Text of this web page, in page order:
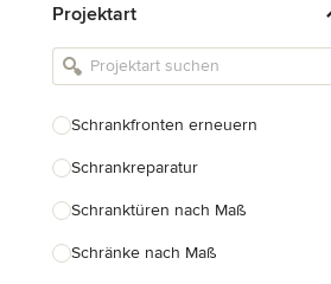
Landschaftsarchitekten
Armaturen & Sanitärbedarf
Projektart
Schrankfronten erneuern
Schrankreparatur
Schranktüren nach Maß
Schränke nach Maß